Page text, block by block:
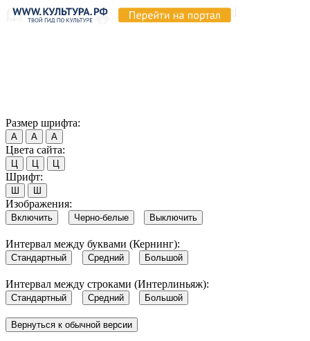
Размер шрифта:
А А А
Цвета сайта:
Ц Ц Ц
Шрифт:
Ш Ш
Изображения:
Включить Черно-белые Выключить
Интервал между буквами (Кернинг):
Стандартный Средний Большой
Интервал между строками (Интерлиньяж):
Стандартный Средний Большой
Вернуться к обычной версии